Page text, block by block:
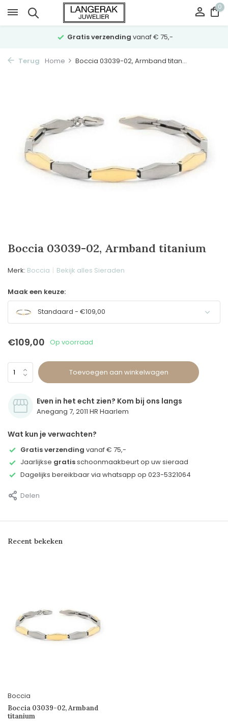
0
Gratis verzending vanaf € 75,-
Terug Home Boccia 03039-02, Armband titan...
Boccia 03039-02, Armband titanium
Merk: Boccia Bekijk alles Sieraden
Maak een keuze:
Standaard - €109,00
€109,00 Op voorraad
Toevoegen aan winkelwagen
Even in het echt zien? Kom bij ons langs
Anegang 7, 2011 HR Haarlem
Wat kun je verwachten?
Gratis verzending vanaf € 75,-
Jaarlijkse gratisschoonmaakbeurt op uw sieraad
Dagelijks bereikbaar via whatsapp op 023-5321064
Delen
Recent bekeken
Boccia
Boccia 03039-02, Armband
titanium